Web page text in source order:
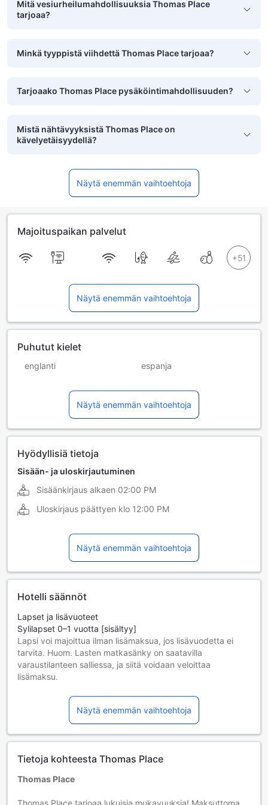
Mitä vesiurheilumahdollisuuksia Thomas Place
tarjoaa?
Minkä tyyppistä viihdettä Thomas Place tarjoaa?
Tarjoaako Thomas Place pysäköintimahdollisuuden?
Mistä nähtävyyksistä Thomas Place on
kävelyetäisyydellä?
Näytä enemmän vaihtoehtoja
Majoituspaikan palvelut
Näytä enemmän vaihtoehtoja
Puhutut kielet
englanti espanja
Näytä enemmän vaihtoehtoja
Hyödyllisiä tietoja
Sisään- ja uloskirjautuminen
Sisäänkirjaus alkaen 02:00 PM
Uloskirjaus päättyen klo 12:00 PM
Näytä enemmän vaihtoehtoja
Hotelli säännöt
Lapset ja lisävuoteet
Sylilapset 0–1 vuotta [sisältyy]
Lapsi voi majoittua ilman lisämaksua, jos lisävuodetta ei
tarvita. Huom. Lasten matkasänky on saatavilla
varaustilanteen salliessa, ja siitä voidaan veloittaa
lisämaksu.
Käytettävä lisävuodetta
Yli 13-vuotiaat vieraat katsotaan aikuisiksi.
Lisävuoteiden saatavuus riippuu valitsemastasi huoneesta;
tarkista kunkin huoneen kohdalta huonekoko lisätietoa
Kun varaat enemmän kuin 5 huonetta, eri käytännöt ja
Näytä enemmän vaihtoehtoja
Tietoja kohteesta Thomas Place
Thomas Place
Thomas Place tarjoaa lukuisia mukavuuksia! Maksuttoman